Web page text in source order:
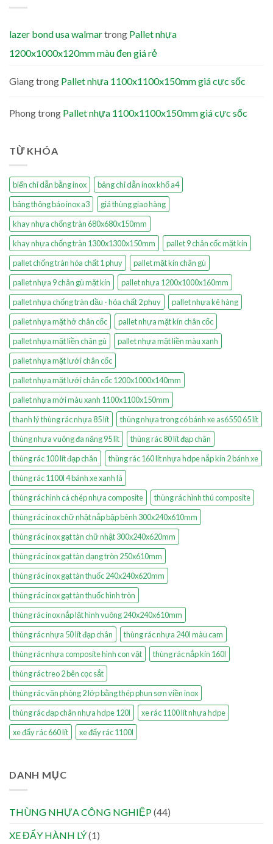
lazer bond usa walmartrong Pallet nhựa
1200x1000x120mm màu đen giá rẻ
Giangtrong Pallet nhựa 1100x1100x150mm giá cực sốc
Phongtrong Pallet nhựa 1100x1100x150mm giá cực sốc
TỪ KHÓA
biển chỉ dẫn bằng inox
bảng chỉ dẫn inox khổ a4
bảng thông báo inox a3
giá thùng giao hàng
khay nhựa chống tràn 680x680x150mm
khay nhựa chống tràn 1300x1300x150mm
pallet 9 chân cốc mặt kín
pallet chống tràn hóa chất 1 phuy
pallet mặt kín chân gù
pallet nhựa 9 chân gù mặt kín
pallet nhựa 1200x1000x160mm
pallet nhựa chống tràn dầu - hóa chất 2 phuy
pallet nhựa kê hàng
pallet nhựa mặt hở chân cốc
pallet nhựa mặt kín chân cốc
pallet nhựa mặt liền chân gù
pallet nhựa mặt liền màu xanh
pallet nhựa mặt lưới chân cốc
pallet nhựa mặt lưới chân cốc 1200x1000x140mm
pallet nhựa mới màu xanh 1100x1100x150mm
thanh lý thùng rác nhựa 85 lít
thùng nhựa trong có bánh xe as6550 65 lít
thùng nhựa vuông đa năng 95 lít
thùng rác 80 lít đạp chân
thùng rác 100 lít đạp chân
thùng rác 160 lít nhựa hdpe nắp kín 2 bánh xe
thùng rác 1100l 4 bánh xe xanh lá
thùng rác hình cá chép nhựa composite
thùng rác hình thú composite
thùng rác inox chữ nhật nắp bập bênh 300x240x610mm
thùng rác inox gạt tàn chữ nhật 300x240x620mm
thùng rác inox gạt tàn dạng tròn 250x610mm
thùng rác inox gạt tàn thuốc 240x240x620mm
thùng rác inox gạt tàn thuốc hình tròn
thùng rác inox nắp lật hình vuông 240x240x610mm
thùng rác nhựa 50 lít đạp chân
thùng rác nhựa 240l màu cam
thùng rác nhựa composite hình con vật
thùng rác nắp kín 160l
thùng rác treo 2 bên cọc sắt
thùng rác văn phòng 2 lớp bằng thép phun sơn viền inox
thùng rác đạp chân nhựa hdpe 120l
xe rác 1100 lít nhựa hdpe
xe đẩy rác 660 lít
xe đẩy rác 1100l
DANH MỤC
THÙNG NHỰA CÔNG NGHIỆP(44)
XE ĐẨY HÀNH LÝ(1)